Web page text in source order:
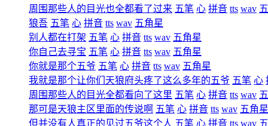
周围那些人的目光也全都看了过来 五笔 心 拼音 tts wav
狼吾 五笔 心 拼音 tts wav 五角星
别人都在打架 五笔 心 拼音 tts wav 五角星
你自己去寻宝 五笔 心 拼音 tts wav 五角星
你就是那个五爷 五笔 心 拼音 tts wav 五角星
我就是那个让你们天狼府头疼了这么多年的五爷 五笔 心
周围那些人的目光全都看向了这里 五笔 心 拼音 tts wav
那可是天狼主区里面的传说啊 五笔 心 拼音 tts wav 五角星
但并没有人真正的见过五爷这个人 五笔 心 拼音 tts wav